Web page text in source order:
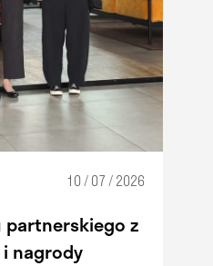
10 / 07 / 2026
z
i nagrody